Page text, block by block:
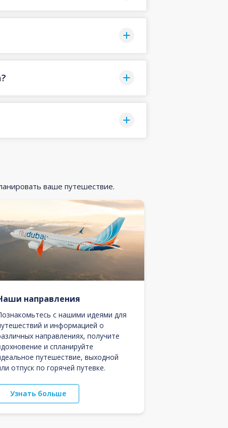
ваше путешествие.
направления
с нашими идеями для
и информацией о
направлениях, получите
и спланируйте
путешествие, выходной
отпуск по горячей путевке.
Узнать больше